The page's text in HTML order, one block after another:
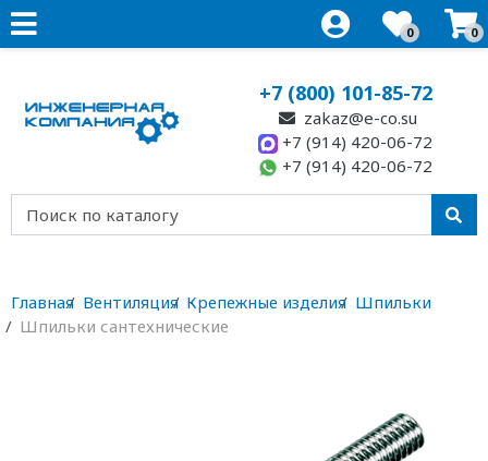
0 0
+7 (800) 101-85-72
zakaz@e-co.su
+7 (914) 420-06-72
+7 (914) 420-06-72
Главная Вентиляция Крепежные изделия Шпильки
Шпильки сантехнические